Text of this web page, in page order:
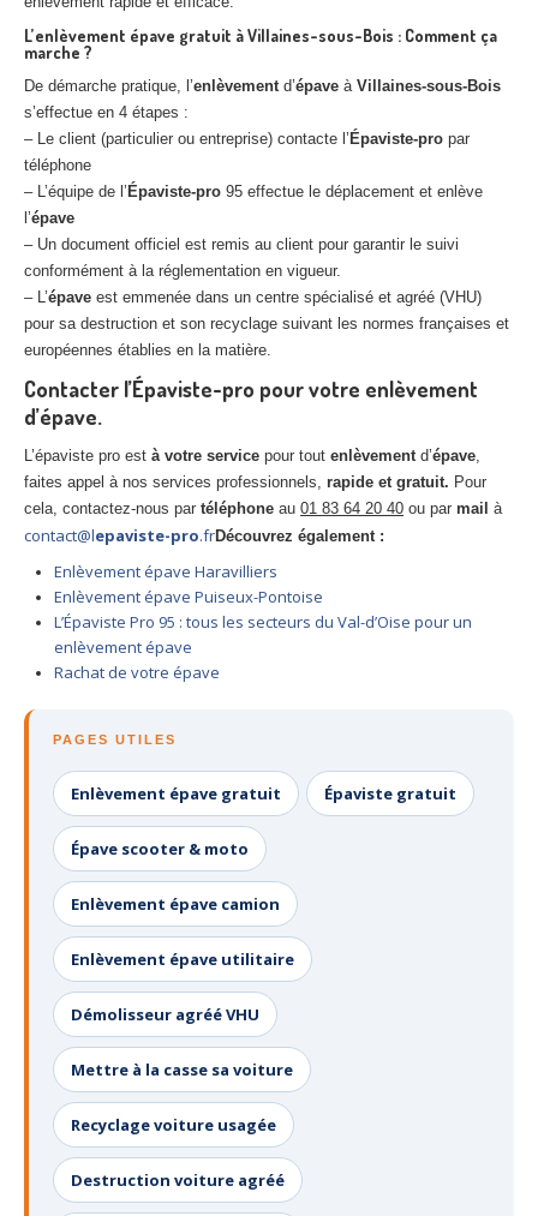
L’enlèvement épave gratuit à Villaines-sous-Bois : Comment ça
marche ?
De démarche pratique, l’enlèvement d’épave à Villaines-sous-Bois
s’effectue en 4 étapes :
– Le client (particulier ou entreprise) contacte l’ Épaviste-pro par
téléphone
– L’équipe de l’ Épaviste-pro 95 effectue le déplacement et enlève
l’épave
– Un document officiel est remis au client pour garantir le suivi
conformément à la réglementation en vigueur.
– L’épave est emmenée dans un centre spécialisé et agréé (VHU)
pour sa destruction et son recyclage suivant les normes françaises et
européennes établies en la matière.
Contacter l’Épaviste-pro pour votre enlèvement
d’épave.
L’épaviste pro est à votre service pour tout enlèvement d’épave
faites appel à nos services professionnels, rapide et gratuit. Pour
cela, contactez-nous par téléphone au 01 83 64 20 40 ou par mail à
contact@lepaviste-pro.frDécouvrez également :
Enlèvement épave Haravilliers
Enlèvement épave Puiseux-Pontoise
L’Épaviste Pro 95 : tous les secteurs du Val-d’Oise pour un
enlèvement épave
Rachat de votre épave
PAGES UTILES
Enlèvement épave gratuit Épaviste gratuit
Épave scooter & moto
Enlèvement épave camion
Enlèvement épave utilitaire
Démolisseur agréé VHU
Mettre à la casse sa voiture
Recyclage voiture usagée
Destruction voiture agréé